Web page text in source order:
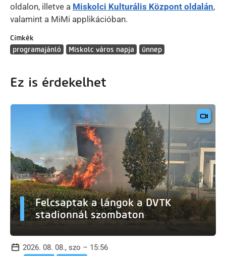
oldalon, illetve a Miskolci Kulturális Központ oldalán,
valamint a MiMi applikációban.
Címkék
programajánló
Miskolc város napja ünnep
Ez is érdekelhet
Felcsaptak a lángok a DVTK
stadionnál szombaton
2026. 08. 08., szo – 15:56